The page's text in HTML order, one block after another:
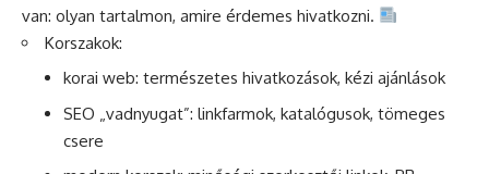
van: olyan tartalmon, amire érdemes hivatkozni.
Korszakok:
korai web: természetes hivatkozások, kézi ajánlások
SEO „vadnyugat”: linkfarmok, katalógusok, tömeges
csere